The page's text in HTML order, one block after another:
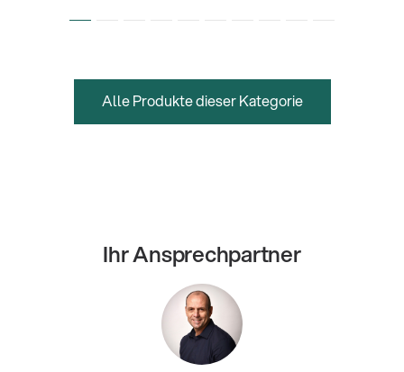
Alle Produkte dieser Kategorie
Ihr Ansprechpartner